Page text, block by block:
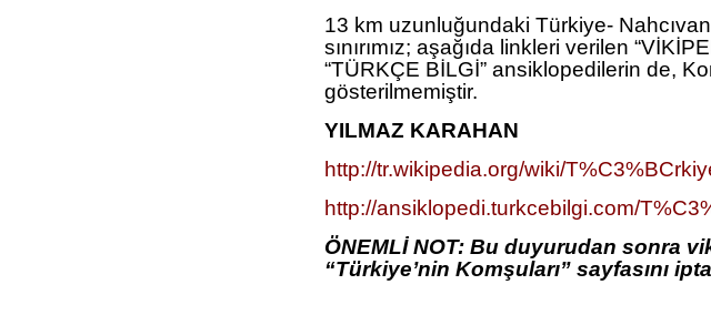
13 km uzunluğundaki Türkiye-
sınırımız; aşağıda linkleri verilen
“TÜRKÇE BİLGİ” ansiklopedilerin de,
gösterilmemiştir.
YILMAZ KARAHAN
http://tr.wikipedia.org/wiki/
http://ansiklopedi.turkcebilgi.com/
ÖNEMLİ NOT: Bu duyurudan sonra
“Türkiye’nin Komşuları” sayfasını